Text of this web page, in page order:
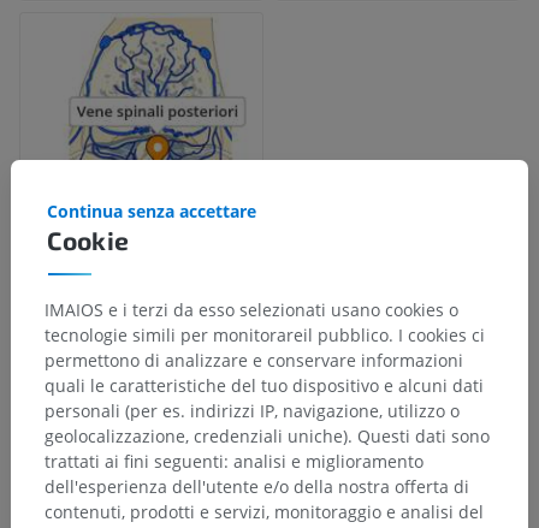
Gerarchia anatomica
Anatomia umana 2
Anatomia umana 1
Cookie
Continua senza accettare
IMAIOS e i terzi da esso selezionati usano cookies o
tecnologie simili per monitorareil pubblico. I cookies ci
permettono di analizzare e conservare informazioni
quali le caratteristiche del tuo dispositivo e alcuni dati
personali (per es. indirizzi IP, navigazione, utilizzo o
geolocalizzazione, credenziali uniche). Questi dati sono
trattati ai fini seguenti: analisi e miglioramento
dell'esperienza dell'utente e/o della nostra offerta di
contenuti, prodotti e servizi, monitoraggio e analisi del